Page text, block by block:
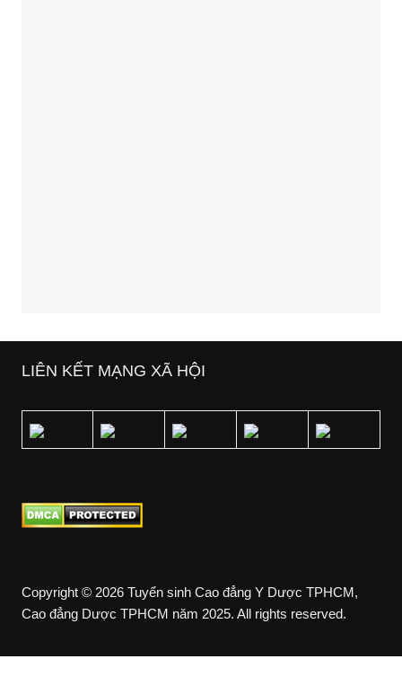
LIÊN KẾT MẠNG XÃ HỘI
Copyright © 2026 Tuyển sinh Cao đẳng Y Dược TPHCM,
Cao đẳng Dược TPHCM năm 2025. All rights reserved.